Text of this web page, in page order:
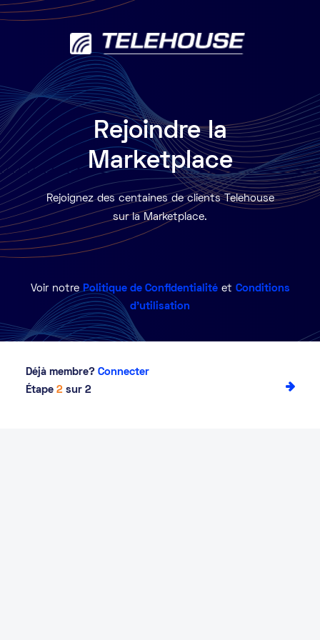
Rejoindre la
Marketplace
Rejoignez des centaines de clients Telehouse
sur la Marketplace.
Voir notrePolitique de Confidentialitéet Conditions
d'utilisation
Déjà membre? Connecter
Étape 2 sur 2